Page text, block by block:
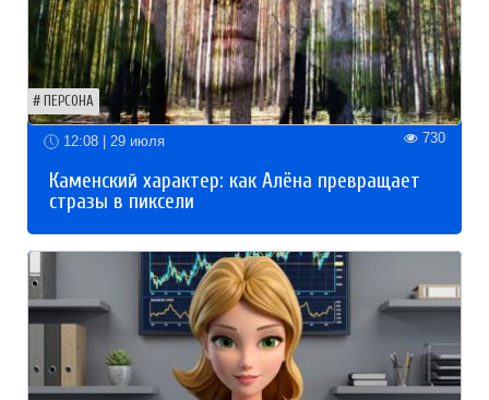
ПЕРСОНА
12:08 | 29 июля 730
Каменский характер: как Алёна превращает
стразы в пиксели